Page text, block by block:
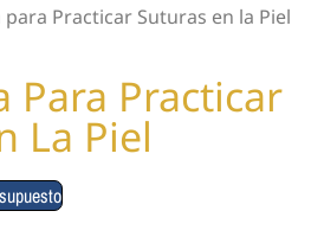
Practicar Suturas en la Piel
Para Practicar
La Piel